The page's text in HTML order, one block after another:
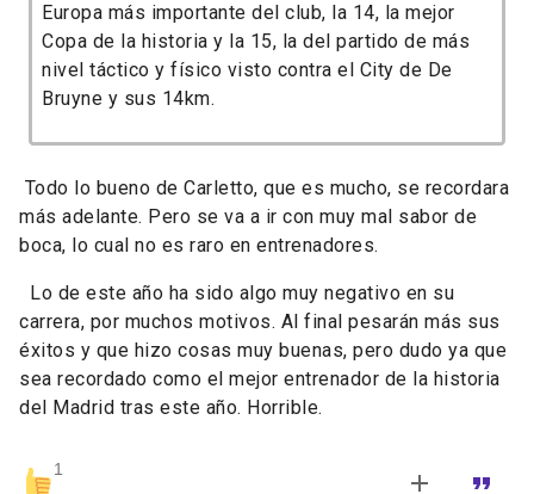
Europa más importante del club, la 14, la mejor
Copa de la historia y la 15, la del partido de más
nivel táctico y físico visto contra el City de De
Bruyne y sus 14km.
Todo lo bueno de Carletto, que es mucho, se recordara
más adelante. Pero se va a ir con muy mal sabor de
boca, lo cual no es raro en entrenadores.
Lo de este año ha sido algo muy negativo en su
carrera, por muchos motivos. Al final pesarán más sus
éxitos y que hizo cosas muy buenas, pero dudo ya que
sea recordado como el mejor entrenador de la historia
del Madrid tras este año. Horrible.
1